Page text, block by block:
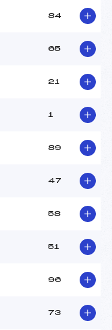
84
65
21
1
89
47
58
51
96
73